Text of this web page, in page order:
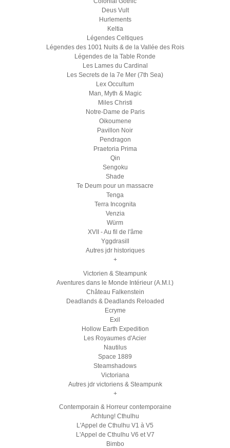
Deus Vult
Hurlements
Keltia
Légendes Celtiques
Légendes des 1001 Nuits & de la Vallée des Rois
Légendes de la Table Ronde
Les Lames du Cardinal
Les Secrets de la 7e Mer (7th Sea)
Lex Occultum
Man, Myth & Magic
Miles Christi
Notre-Dame de Paris
Oikoumene
Pavillon Noir
Pendragon
Praetoria Prima
Qin
Sengoku
Shade
Te Deum pour un massacre
Tenga
Terra Incognita
Venzia
Würm
XVII - Au fil de l'âme
Yggdrasill
Autres jdr historiques
+
Victorien & Steampunk
Aventures dans le Monde Intérieur (A.M.I.)
Château Falkenstein
Deadlands & Deadlands Reloaded
Ecryme
Exil
Hollow Earth Expedition
Les Royaumes d'Acier
Nautilus
Space 1889
Steamshadows
Victoriana
Autres jdr victoriens & Steampunk
+
Contemporain & Horreur contemporaine
Achtung! Cthulhu
L'Appel de Cthulhu V1 à V5
L'Appel de Cthulhu V6 et V7
Bimbo